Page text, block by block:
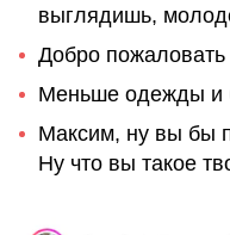
выглядишь,
Добро
Меньше одежды и
Максим, ну вы бы
Ну что вы такое